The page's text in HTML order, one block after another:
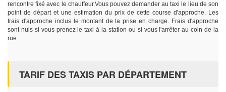
rencontre fixé avec le chauffeur.Vous pouvez demander au taxi le lieu de son
point de départ et une estimation du prix de cette course d'approche. Les
frais d'approche inclus le montant de la prise en charge. Frais d'approche
sont nuls si vous prenez le taxi à la station ou si vous l'arrêter au coin de la
rue.
TARIF DES TAXIS PAR DÉPARTEMENT